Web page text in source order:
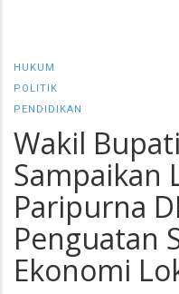
HUKUM
POLITIK
PENDIDIKAN
Wakil
Sampaikan
Paripurna
Penguatan
Ekonomi